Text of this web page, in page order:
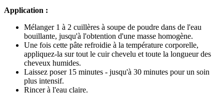
Application :
Mélanger 1 à 2 cuillères à soupe de poudre dans de l'eau
bouillante, jusqu'à l'obtention d'une masse homogène.
Une fois cette pâte refroidie à la température corporelle,
appliquez-la sur tout le cuir chevelu et toute la longueur des
cheveux humides.
Laissez poser 15 minutes - jusqu'à 30 minutes pour un soin
plus intensif.
Rincer à l'eau claire.